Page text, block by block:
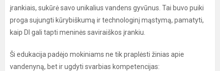
įrankiais, sukūrė savo unikalius vandens gyvūnus. Tai buvo puiki
proga sujungti kūrybiškumą ir technologinį mąstymą, pamatyti,
kaip DI gali tapti meninės saviraiškos įrankiu.
Ši edukacija padėjo mokiniams ne tik praplėsti žinias apie
vandenyną, bet ir ugdyti svarbias kompetencijas: